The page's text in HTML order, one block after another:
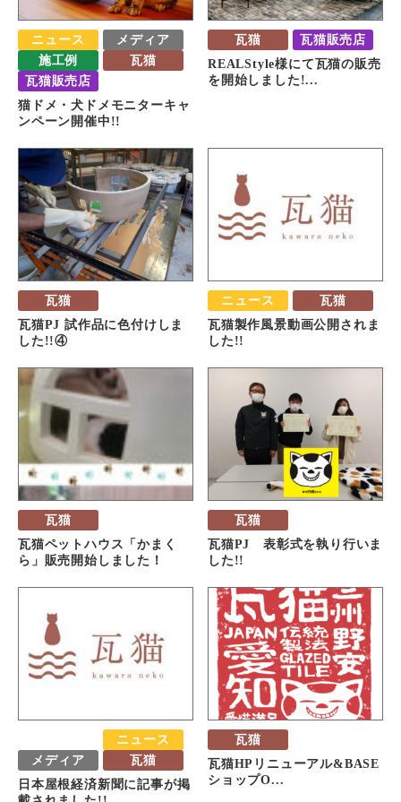
ニュース
メディア
施工例
瓦猫
瓦猫販売店
猫ドメ・犬ドメモニターキャ
ンペーン開催中!!
瓦猫 瓦猫販売店
REALStyle様にて瓦猫の販売
を開始しました!...
瓦猫
瓦猫PJ 試作品に色付けしま
した!!④
ニュース 瓦猫
瓦猫製作風景動画公開されま
した!!
瓦猫
瓦猫ペットハウス「かまく
ら」販売開始しました！
瓦猫
瓦猫PJ 表彰式を執り行いま
した!!
ニュース
メディア
瓦猫
日本屋根経済新聞に記事が掲
瓦猫
瓦猫HPリニューアル&BASE
ショップO...